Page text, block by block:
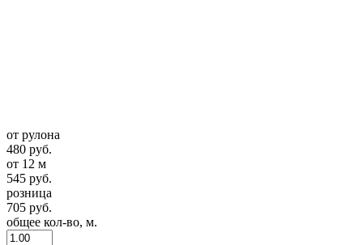
от рулона
480 руб.
от 12 м
545 руб.
розница
705 руб.
общее кол-во, м.